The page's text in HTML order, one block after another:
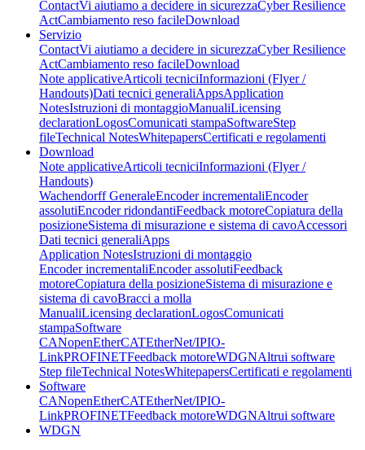
ContactVi aiutiamo a decidere in sicurezzaCyber Resilience
ActCambiamento reso facileDownload
Servizio
ContactVi aiutiamo a decidere in sicurezzaCyber Resilience
ActCambiamento reso facileDownload
Note applicativeArticoli tecniciInformazioni (Flyer /
Handouts)Dati tecnici generaliAppsApplication
NotesIstruzioni di montaggioManualiLicensing
declarationLogosComunicati stampaSoftwareStep
fileTechnical NotesWhitepapersCertificati e regolamenti
Download
Note applicativeArticoli tecniciInformazioni (Flyer /
Handouts)
Wachendorff GeneraleEncoder incrementaliEncoder
assolutiEncoder ridondantiFeedback motoreCopiatura della
posizioneSistema di misurazione e sistema di cavoAccessori
Dati tecnici generaliApps
Application NotesIstruzioni di montaggio
Encoder incrementaliEncoder assolutiFeedback
motoreCopiatura della posizioneSistema di misurazione e
sistema di cavoBracci a molla
ManualiLicensing declarationLogosComunicati
stampaSoftware
CANopenEtherCATEtherNet/IPIO-
LinkPROFINETFeedback motoreWDGNAltrui software
Step fileTechnical NotesWhitepapersCertificati e regolamenti
Software
CANopenEtherCATEtherNet/IPIO-
LinkPROFINETFeedback motoreWDGNAltrui software
WDGN